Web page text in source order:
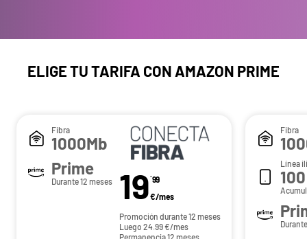
ELIGE TU TARIFA CON AMAZON PRIME
Fibra
1000Mb
Prime
Durante 12 meses 19´99
€/mes
Promoción durante 12 meses
Luego 24.99€/mes
Fibra
Línea